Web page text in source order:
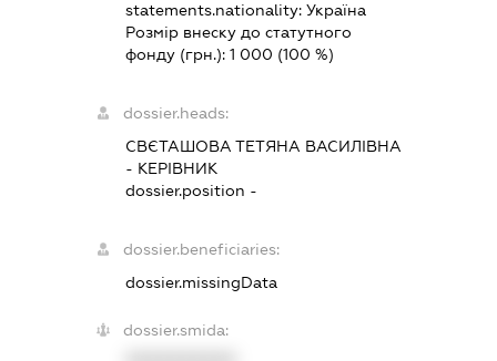
statements.nationality:Україна
Розмір внеску до статутного
фонду (грн.):1 000 (100 %)
dossier.heads:
СВЄТАШОВА ТЕТЯНА ВАСИЛІВНА
- КЕРІВНИК
dossier.position -
dossier.beneficiaries:
dossier.missingData
dossier.smida: